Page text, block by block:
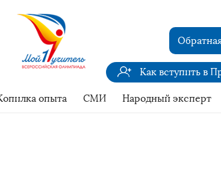
Как вступить в
опыта СМИ Народный эксперт